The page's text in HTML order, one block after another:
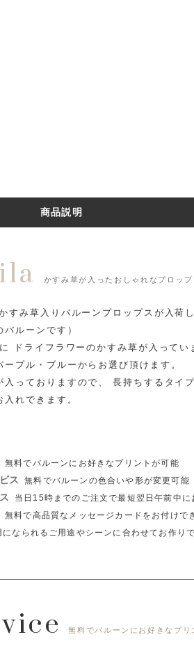
商品説明
かすみ草が入ったおしゃれなプロップ
すみ草入りバルーンプロップスが入荷し
バルーンです）
ドライフラワーのかすみ草が入ってい
プル・ブルーからお選び頂けます。
っておりますので、 長持ちするタイ
れできます。
無料でバルーンにお好きなプリントが可能
ス 無料でバルーンの色合いや形が変更可能
当日15時までのご注文で最短翌日午前中に
無料で高品質なメッセージカードをお付けで
になられるご用途やシーンに合わせてお作りで
無料でバルーンにお好きなプリ